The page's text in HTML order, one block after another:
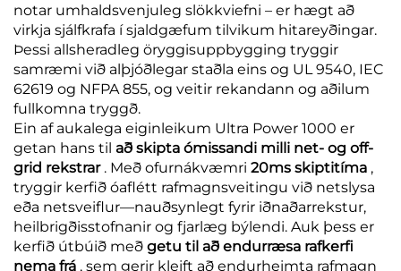
notar umhaldsvenjuleg slökkviefni – er hægt að
virkja sjálfkrafa í sjaldgæfum tilvikum hitareyðingar.
Þessi allsheradleg öryggisuppbygging tryggir
samræmi við alþjóðlegar staðla eins og UL 9540, IEC
62619 og NFPA 855, og veitir rekandann og aðilum
fullkomna tryggð.
Ein af aukalega eiginleikum Ultra Power 1000 er
getan hans til að skipta ómissandi milli net- og off-
grid rekstrar . Með ofurnákvæmri 20ms skiptitíma ,
tryggir kerfið óaflétt rafmagnsveitingu við netslysa
eða netsveiflur—nauðsynlegt fyrir iðnaðarrekstur,
heilbrigðisstofnanir og fjarlæg býlendi. Auk þess er
kerfið útbúið með getu til að endurræsa rafkerfi
nema frá , sem gerir kleift að endurheimta rafmagn